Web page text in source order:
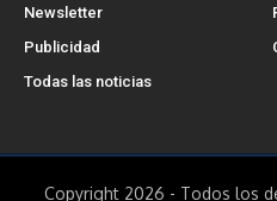
Newsletter
Publicidad
Todas las noticias
Copyright 2026 - Todos los